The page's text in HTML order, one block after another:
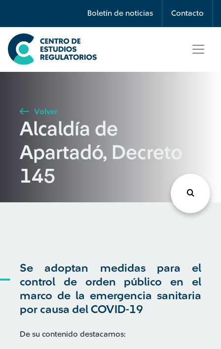
Boletín de noticias Contacto
Búsqueda
Seleccione país
Buscar
Volver
Alcaldía de
Apartadó, Decreto
145
Se adoptan medidas para el
control de orden público en el
marco de la emergencia sanitaria
por causa del COVID-19
De su contenido destacamos: